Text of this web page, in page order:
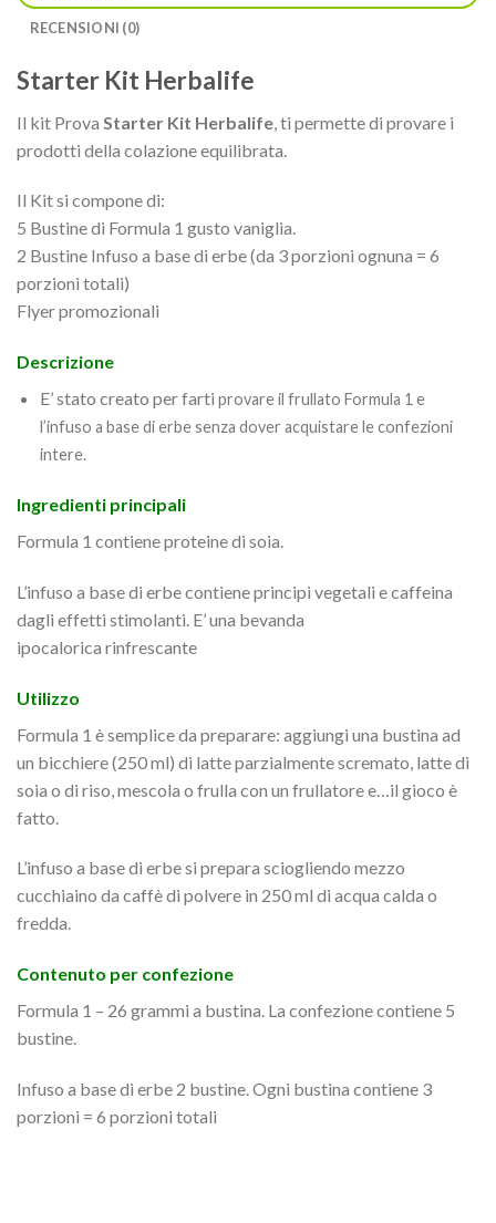
RECENSIONI (0)
Starter Kit Herbalife
Il kit Prova Starter Kit Herbalife , ti permette di provare i
prodotti della colazione equilibrata.
Il Kit si compone di:
5 Bustine di Formula 1 gusto vaniglia.
2 Bustine Infuso a base di erbe (da 3 porzioni ognuna = 6
porzioni totali)
Flyer promozionali
Descrizione
E’ stato creato per farti provare il frullato Formula 1 e
l’infuso a base di erbe senza dover acquistare le confezioni
intere.
Ingredienti principali
Formula 1 contiene proteine di soia.
L’infuso a base di erbe contiene principi vegetali e caffeina
dagli effetti stimolanti. E’ una bevanda
ipocalorica rinfrescante
Utilizzo
Formula 1 è semplice da preparare: aggiungi una bustina ad
un bicchiere (250 ml) di latte parzialmente scremato, latte di
soia o di riso, mescola o frulla con un frullatore e…il gioco è
fatto.
L’infuso a base di erbe si prepara sciogliendo mezzo
cucchiaino da caffè di polvere in 250 ml di acqua calda o
fredda.
Contenuto per confezione
Formula 1 – 26 grammi a bustina. La confezione contiene 5
bustine.
Infuso a base di erbe 2 bustine. Ogni bustina contiene 3
porzioni = 6 porzioni totali